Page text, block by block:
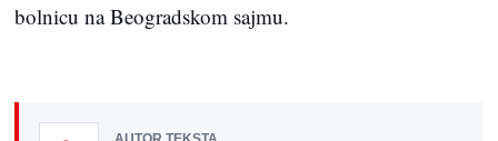
bolnicu na Beogradskom sajmu.